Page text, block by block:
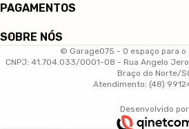
PAGAMENTOS
SOBRE NÓS
© Garage075 - O espaço para o
CNPJ: 41.704.033/0001-08 - Rua Angelo
Braço do Norte/
Atendimento: (48)
Desenvolvido por